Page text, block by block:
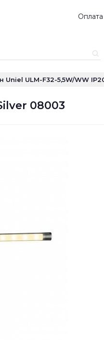
Оплата
Uniel ULM-F32-5,5W/WW
08003